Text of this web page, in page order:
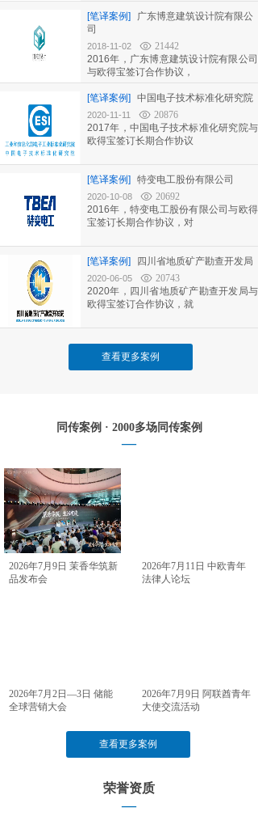
查看更多案例
[笔译案例]
广东博意建筑设计院有限公
司
2018-11-02
21442
2016年，广东博意建筑设计院有限公司
与欧得宝签订合作协议，
[笔译案例] 中国电子技术标准化研究院
2020-11-11
20876
2017年，中国电子技术标准化研究院与
欧得宝签订长期合作协议
[笔译案例] 特变电工股份有限公司
2020-10-08
20692
2016年，特变电工股份有限公司与欧得
宝签订长期合作协议，对
[笔译案例] 四川省地质矿产勘查开发局
2020-06-05
20743
2020年，四川省地质矿产勘查开发局与
欧得宝签订合作协议，就
同传案例 · 2000多场同传案例
—
2026年7月9日 茉香华筑新
品发布会
2026年7月11日 中欧青年
法律人论坛
2026年7月2日—3日 储能
全球营销大会
2026年7月9日 阿联酋青年
大使交流活动
查看更多案例
荣誉资质
—